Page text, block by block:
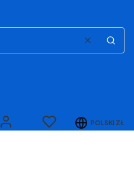
WyczyśćSzukaj
koszyku: 0. Zobacz szczegóły
Zaloguj się
Ulubione POLSKI ZŁ